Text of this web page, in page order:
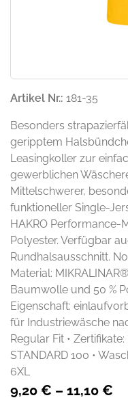
Artikel Nr.: 181-35
Besonders
geripptem
Leasingkoller zur
gewerblichen
Mittelschwerer,
funktioneller Single-
HAKRO Performance-
Polyester. Verfügbar
Rundhalsausschnitt.
Material:
Baumwolle und 50 %
Eigenschaft:
für Industriewäsche
Regular Fit •
STANDARD 100 •
6XL
9,20 € – 11,10 €